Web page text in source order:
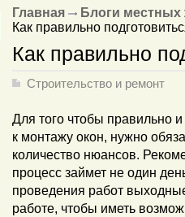
Главная
Блоги местных
Как правильно
Как правильно
Строительство и ремонт
Для того чтобы правильно
к монтажу окон, нужно
количество нюансов.
процесс займет не один
проведения работ
работе, чтобы иметь